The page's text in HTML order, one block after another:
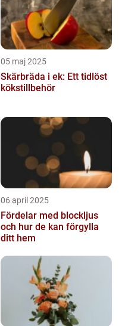
05 maj 2025
Skärbräda i ek: Ett tidlöst
kökstillbehör
06 april 2025
Fördelar med blockljus
och hur de kan förgylla
ditt hem